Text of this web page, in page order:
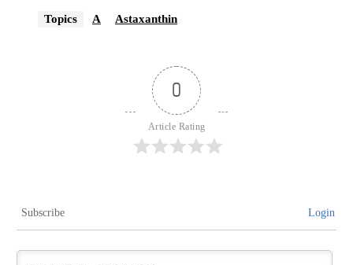
Topics A Astaxanthin
0
Article Rating
Subscribe Login